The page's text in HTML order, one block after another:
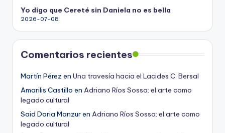
Yo digo que Cereté sin Daniela no es bella
2026-07-08
Comentarios recientes
Martín Pérez en Una travesía hacia el Lacides C. Bersal
Amarilis Castillo en Adriano Ríos Sossa: el arte como
legado cultural
Said Doria Manzuren Adriano Ríos Sossa: el arte como
legado cultural